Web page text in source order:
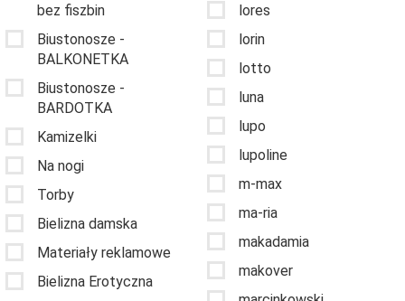
bez fiszbin
Biustonosze -
BALKONETKA
Biustonosze -
BARDOTKA
Kamizelki
Na nogi
Torby
Bielizna damska
Materiały reklamowe
Bielizna Erotyczna
lores
lorin
lotto
luna
lupo
lupoline
m-max
ma-ria
makadamia
makover